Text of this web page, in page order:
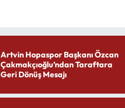
Artvin Hopaspor Başkanı Özcan
Çakmakçıoğlu’ndan Taraftara
Geri Dönüş Mesajı